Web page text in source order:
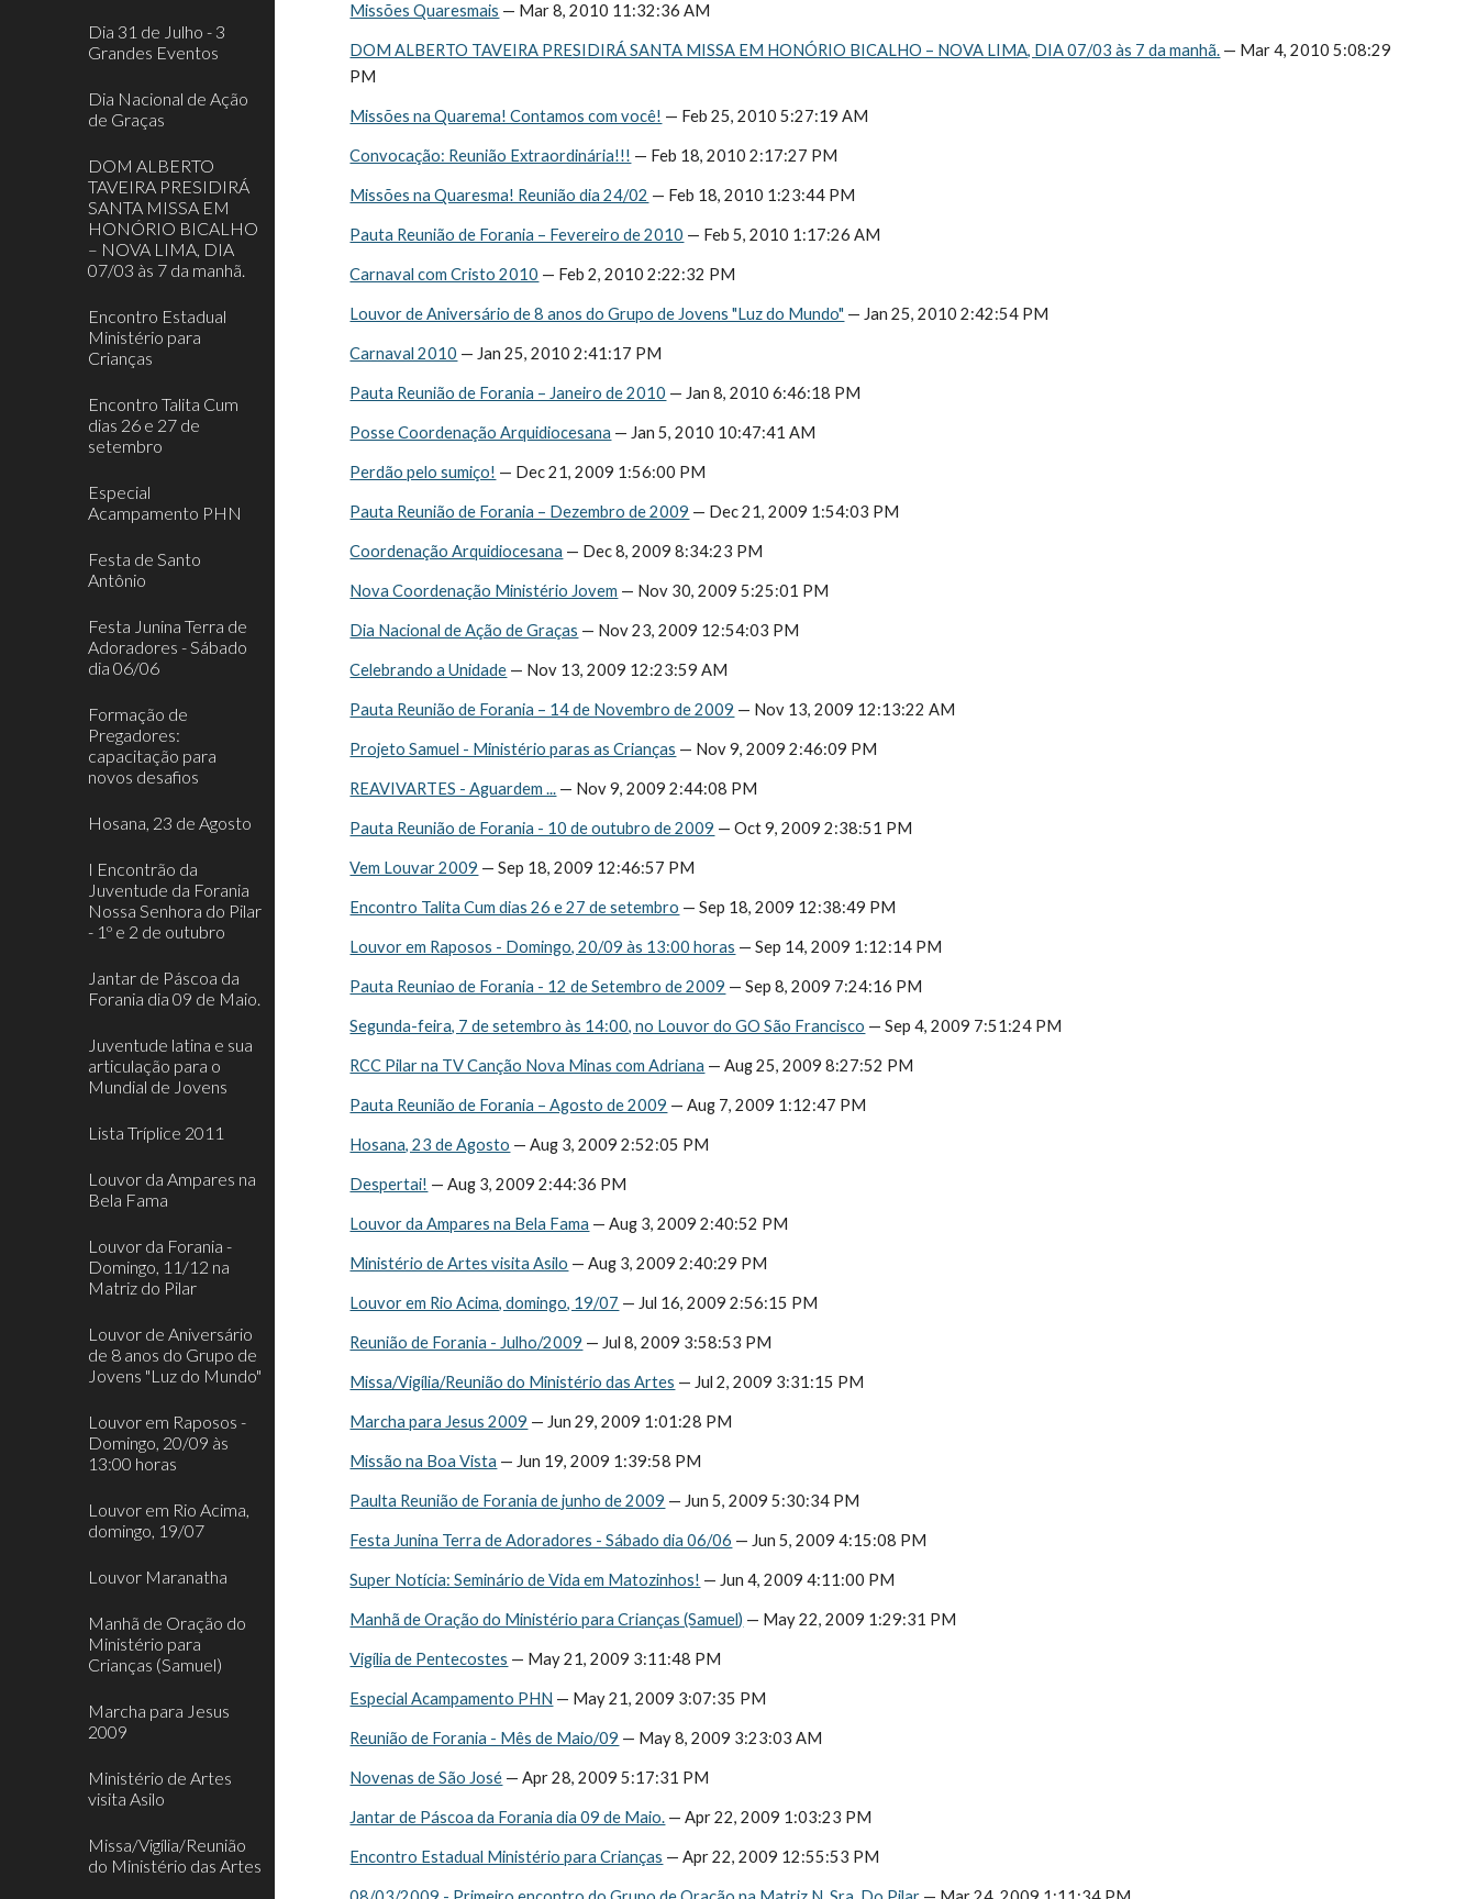
Dia 31 de Julho - 3
Grandes Eventos
Dia Nacional de Ação
de Graças
DOM ALBERTO
TAVEIRA PRESIDIRÁ
SANTA MISSA EM
HONÓRIO BICALHO
– NOVA LIMA, DIA
07/03 às 7 da manhã.
Encontro Estadual
Ministério para
Crianças
Encontro Talita Cum
dias 26 e 27 de
setembro
Especial
Acampamento PHN
Festa de Santo
Antônio
Festa Junina Terra de
Adoradores - Sábado
dia 06/06
Formação de
Pregadores:
capacitação para
novos desafios
Hosana, 23 de Agosto
I Encontrão da
Juventude da Forania
Nossa Senhora do Pilar
- 1º e 2 de outubro
Jantar de Páscoa da
Forania dia 09 de Maio.
Juventude latina e sua
articulação para o
Mundial de Jovens
Lista Tríplice 2011
Louvor da Ampares na
Bela Fama
Louvor da Forania -
Domingo, 11/12 na
Matriz do Pilar
Louvor de Aniversário
de 8 anos do Grupo de
Jovens "Luz do Mundo"
Louvor em Raposos -
Domingo, 20/09 às
13:00 horas
Louvor em Rio Acima,
domingo, 19/07
Louvor Maranatha
Manhã de Oração do
Ministério para
Crianças (Samuel)
Marcha para Jesus
2009
Ministério de Artes
visita Asilo
Missa/Vigília/Reunião
do Ministério das Artes
Missões Quaresmais — Mar 8, 2010 11:32:36 AM
DOM ALBERTO TAVEIRA PRESIDIRÁ SANTA MISSA EM HONÓRIO BICALHO – NOVA LIMA, DIA 07/03 às 7 da manhã. — Mar 4, 2010 5:08:29
PM
Missões na Quarema! Contamos com você! — Feb 25, 2010 5:27:19 AM
Convocação: Reunião Extraordinária!!! — Feb 18, 2010 2:17:27 PM
Missões na Quaresma! Reunião dia 24/02 — Feb 18, 2010 1:23:44 PM
Pauta Reunião de Forania – Fevereiro de 2010 — Feb 5, 2010 1:17:26 AM
Carnaval com Cristo 2010 — Feb 2, 2010 2:22:32 PM
Louvor de Aniversário de 8 anos do Grupo de Jovens "Luz do Mundo" — Jan 25, 2010 2:42:54 PM
Carnaval 2010 — Jan 25, 2010 2:41:17 PM
Pauta Reunião de Forania – Janeiro de 2010 — Jan 8, 2010 6:46:18 PM
Posse Coordenação Arquidiocesana — Jan 5, 2010 10:47:41 AM
Perdão pelo sumiço! — Dec 21, 2009 1:56:00 PM
Pauta Reunião de Forania – Dezembro de 2009 — Dec 21, 2009 1:54:03 PM
Coordenação Arquidiocesana — Dec 8, 2009 8:34:23 PM
Nova Coordenação Ministério Jovem — Nov 30, 2009 5:25:01 PM
Dia Nacional de Ação de Graças — Nov 23, 2009 12:54:03 PM
Celebrando a Unidade — Nov 13, 2009 12:23:59 AM
Pauta Reunião de Forania – 14 de Novembro de 2009 — Nov 13, 2009 12:13:22 AM
Projeto Samuel - Ministério paras as Crianças — Nov 9, 2009 2:46:09 PM
REAVIVARTES - Aguardem ... — Nov 9, 2009 2:44:08 PM
Pauta Reunião de Forania - 10 de outubro de 2009 — Oct 9, 2009 2:38:51 PM
Vem Louvar 2009 — Sep 18, 2009 12:46:57 PM
Encontro Talita Cum dias 26 e 27 de setembro — Sep 18, 2009 12:38:49 PM
Louvor em Raposos - Domingo, 20/09 às 13:00 horas — Sep 14, 2009 1:12:14 PM
Pauta Reuniao de Forania - 12 de Setembro de 2009 — Sep 8, 2009 7:24:16 PM
Segunda-feira, 7 de setembro às 14:00, no Louvor do GO São Francisco — Sep 4, 2009 7:51:24 PM
RCC Pilar na TV Canção Nova Minas com Adriana — Aug 25, 2009 8:27:52 PM
Pauta Reunião de Forania – Agosto de 2009 — Aug 7, 2009 1:12:47 PM
Hosana, 23 de Agosto — Aug 3, 2009 2:52:05 PM
Despertai! — Aug 3, 2009 2:44:36 PM
Louvor da Ampares na Bela Fama — Aug 3, 2009 2:40:52 PM
Ministério de Artes visita Asilo — Aug 3, 2009 2:40:29 PM
Louvor em Rio Acima, domingo, 19/07 — Jul 16, 2009 2:56:15 PM
Reunião de Forania - Julho/2009 — Jul 8, 2009 3:58:53 PM
Missa/Vigília/Reunião do Ministério das Artes — Jul 2, 2009 3:31:15 PM
Marcha para Jesus 2009 — Jun 29, 2009 1:01:28 PM
Missão na Boa Vista — Jun 19, 2009 1:39:58 PM
Paulta Reunião de Forania de junho de 2009 — Jun 5, 2009 5:30:34 PM
Festa Junina Terra de Adoradores - Sábado dia 06/06 — Jun 5, 2009 4:15:08 PM
Super Notícia: Seminário de Vida em Matozinhos! — Jun 4, 2009 4:11:00 PM
Manhã de Oração do Ministério para Crianças (Samuel) — May 22, 2009 1:29:31 PM
Vigília de Pentecostes — May 21, 2009 3:11:48 PM
Especial Acampamento PHN — May 21, 2009 3:07:35 PM
Reunião de Forania - Mês de Maio/09 — May 8, 2009 3:23:03 AM
Novenas de São José — Apr 28, 2009 5:17:31 PM
Jantar de Páscoa da Forania dia 09 de Maio. — Apr 22, 2009 1:03:23 PM
Encontro Estadual Ministério para Crianças — Apr 22, 2009 12:55:53 PM